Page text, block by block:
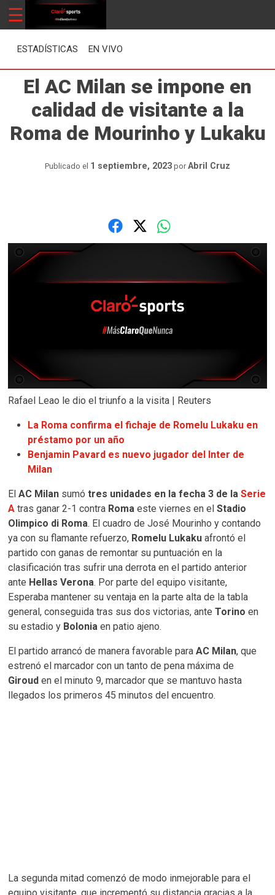
Skip
☰
ClaroSports
Más Claro que nunca
ESTADÍSTICAS EN VIVO
El AC Milan se impone en
calidad de visitante a la
Roma de Mourinho y Lukaku
Publicado el 1 septiembre, 2023 por Abril Cruz
Rafael Leao le dio el triunfo a la visita | Reuters
La Roma confirma el fichaje de Romelu Lukaku en
préstamo por un año
Benjamin Pavard es nuevo jugador del Inter de
Milan
ElAC Milan sumótres unidades en la fecha 3 de laSerie
A tras ganar 2-1 contra Roma este viernes en elStadio
Olimpico di Roma. El cuadro de José Mourinho y contando
ya con su flamante refuerzo, Romelu Lukaku afrontó el
partido con ganas de remontar su puntuación en la
clasificación tras sufrir una derrota en el partido anterior
ante Hellas Verona. Por parte del equipo visitante,
Esperaba mantener su ventaja en la parte alta de la tabla
general, conseguida tras sus dos victorias, anteTorino en
su estadio y Bolonia en patio ajeno.
El partido arrancó de manera favorable paraAC Milan, que
estrenó el marcador con un tanto de pena máxima de
Giroud en el minuto 9, marcador que se mantuvo hasta
llegados los primeros 45 minutos del encuentro.
La segunda mitad comenzó de modo inmejorable para el
equipo visitante, que incrementó su distancia gracias a la